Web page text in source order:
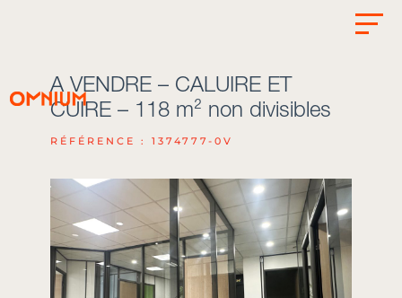
A VENDRE – CALUIRE ET
CUIRE – 118 m² non divisibles
RÉFÉRENCE : 1374777-0V